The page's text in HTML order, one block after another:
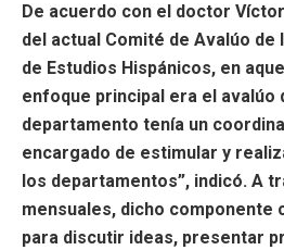
De acuerdo con el doctor
del actual Comité de Avalúo de
de Estudios Hispánicos, en
enfoque principal era el avalúo
departamento tenía un
encargado de estimular y
los departamentos”, indicó. A
mensuales, dicho componente
para discutir ideas, presentar